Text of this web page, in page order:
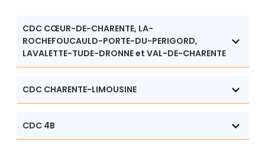
CDC CŒUR-DE-CHARENTE, LA-
ROCHEFOUCAULD-PORTE-DU-PERIGORD,
LAVALETTE-TUDE-DRONNE et VAL-DE-CHARENTE
CDC CHARENTE-LIMOUSINE
CDC 4B